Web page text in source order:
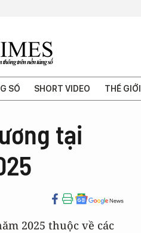
SỐ SHORT VIDEO THẾ GIỚI
tại
2025 thuộc về các